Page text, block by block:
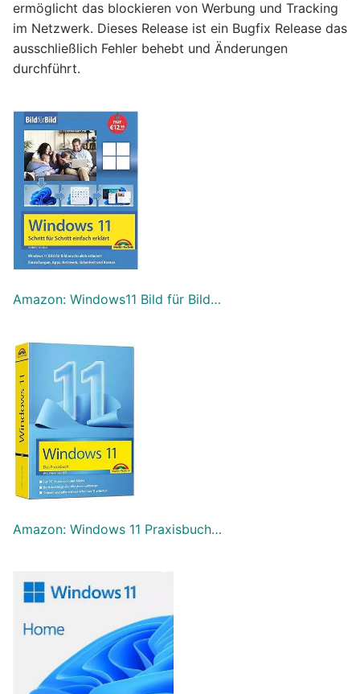
ermöglicht das blockieren von Werbung und Tracking
im Netzwerk. Dieses Release ist ein Bugfix Release das
ausschließlich Fehler behebt und Änderungen
durchführt.
Amazon: Windows11 Bild für Bild…
Amazon: Windows 11 Praxisbuch…